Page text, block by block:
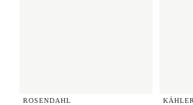
ROSENDAHL
KÄHLER